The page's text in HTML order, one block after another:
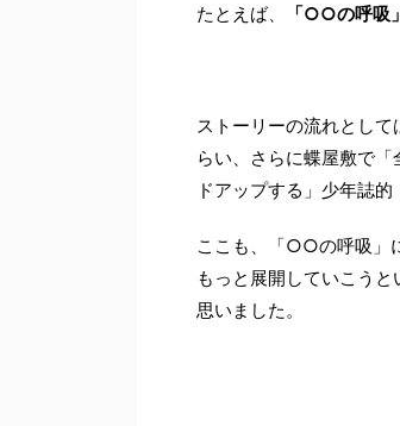
たとえば、 「○○の呼吸」
ストーリーの流れとし
らい、さらに蝶屋敷で
ドアップする」少年誌
ここも、「○○の呼吸」
もっと展開していこう
思いました。